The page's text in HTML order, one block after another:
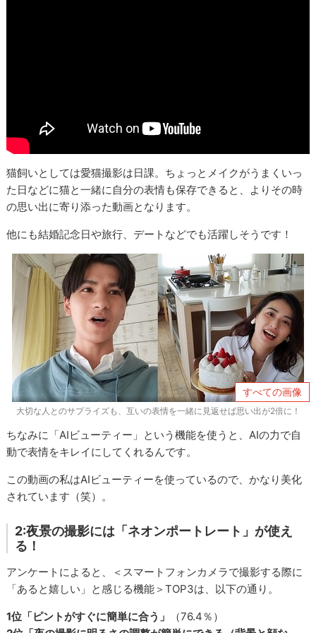
猫飼いとしては愛猫撮影は日課。ちょっとメイクがうまくいっ
た日などに猫と一緒に自分の表情も保存できると、よりその時
の思い出に寄り添った動画となります。
他にも結婚記念日や旅行、デートなどでも活躍しそうです！
すべての画像
大切な人とのサプライズも、互いの表情を一緒に見返せば思い出が2倍に！
ちなみに「AIビューティー」という機能を使うと、AIの力で自
動で表情をキレイにしてくれるんです。
この動画の私はAIビューティーを使っているので、かなり美化
されています（笑）。
2:夜景の撮影には「ネオンポートレート」が使え
る！
アンケートによると、＜スマートフォンカメラで撮影する際に
「あると嬉しい」と感じる機能＞TOP3は、以下の通り。
1位「ピントがすぐに簡単に合う」
（76.4％）